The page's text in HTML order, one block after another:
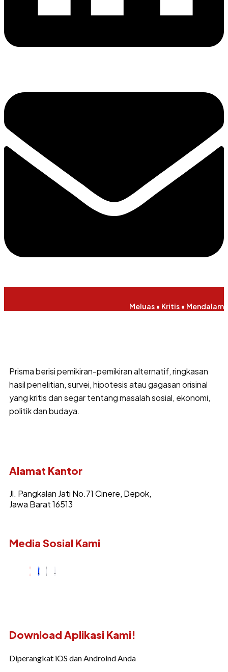
Meluas • Kritis • Mendalam
Prisma berisi pemikiran-pemikiran alternatif, ringkasan
hasil penelitian, survei, hipotesis atau gagasan orisinal
yang kritis dan segar tentang masalah sosial, ekonomi,
politik dan budaya.
Alamat Kantor
Jl. Pangkalan Jati No.71 Cinere, Depok,
Jawa Barat 16513
Media Sosial Kami
Download Aplikasi Kami!
Diperangkat iOS dan Androind Anda